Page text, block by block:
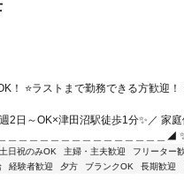
⭐ラストまで勤務できる方歓迎！
日～OK×津田沼駅徒歩1分✨／ 家
＿＿＿＿＿＿＿＿＿＿＿＿＿＿＿◢
土日祝のみOK 主婦・主夫歓迎 フリーター
経験者歓迎 夕方 ブランクOK 長期歓迎